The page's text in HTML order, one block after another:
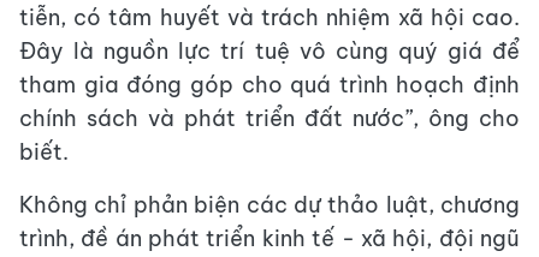
tiễn, có tâm huyết và trách nhiệm xã hội cao.
Đây là nguồn lực trí tuệ vô cùng quý giá để
tham gia đóng góp cho quá trình hoạch định
chính sách và phát triển đất nước”, ông cho
biết.
Không chỉ phản biện các dự thảo luật, chương
trình, đề án phát triển kinh tế - xã hội, đội ngũ